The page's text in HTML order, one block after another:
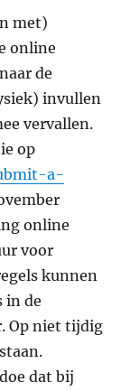
met)
online
de
invullen
vervallen.
op
a-
online
voor
kunnen
in de
Op niet tijdig
dat bij